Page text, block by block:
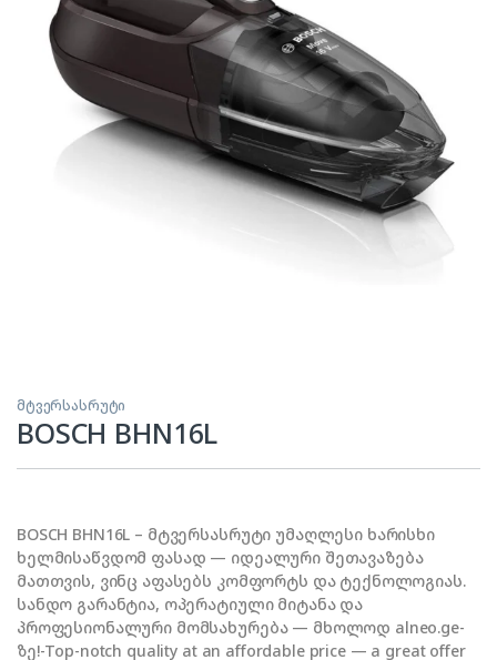
მტვერსასრუტი
BOSCH BHN16L
BOSCH BHN16L – მტვერსასრუტი უმაღლესი ხარისხი
ხელმისაწვდომ ფასად — იდეალური შეთავაზება
მათთვის, ვინც აფასებს კომფორტს და ტექნოლოგიას.
სანდო გარანტია, ოპერატიული მიტანა და
პროფესიონალური მომსახურება — მხოლოდ alneo.ge-
ზე!-Top-notch quality at an affordable price — a great offer